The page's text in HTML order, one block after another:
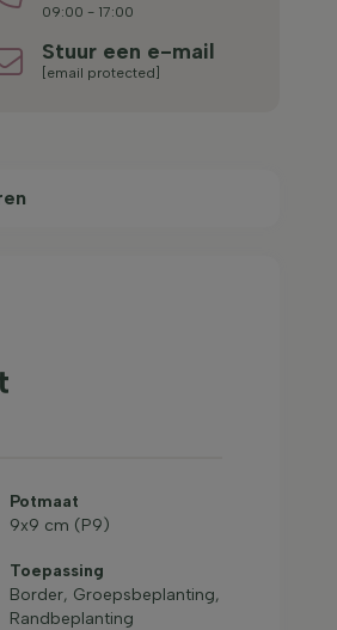
09:00 - 17:00
Stuur een e-mail
[email protected]
Potmaat
9x9 cm (P9)
Toepassing
Border, Groepsbeplanting,
Randbeplanting